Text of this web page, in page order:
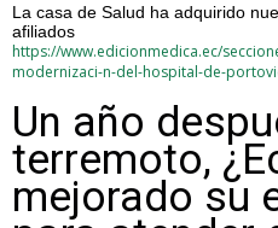
La casa de Salud ha adquirido
afiliados
https://www.edicionmedica.ec/
modernizaci-n-del-hospital-de-
Un año
terremoto,
mejorado su